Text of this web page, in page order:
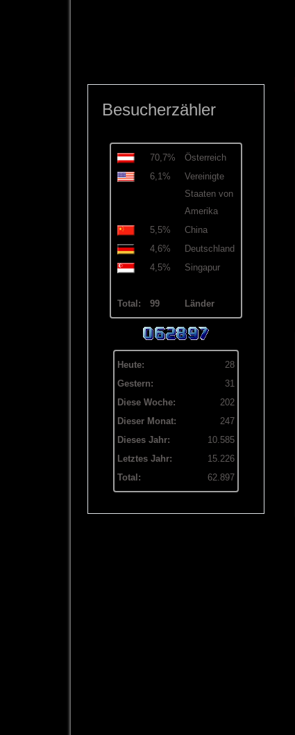
Besucherzähler
70,7%
Österreich
6,1%
Vereinigte
Staaten von
Amerika
5,5%
China
4,6%
Deutschland
4,5%
Singapur
Total: 99 Länder
Heute:
28
Gestern:
31
Diese Woche:
202
Dieser Monat:
247
Dieses Jahr:
10.585
Letztes Jahr:
15.226
Total:
62.897